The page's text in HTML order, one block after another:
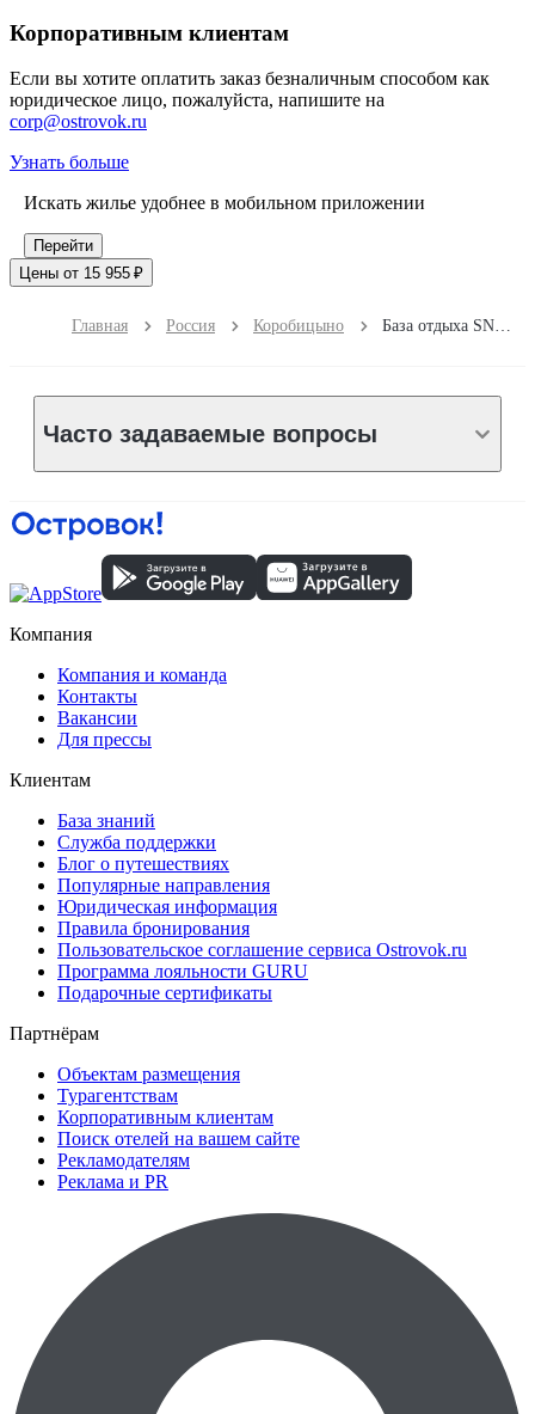
Корпоративным клиентам
Если вы хотите оплатить заказ безналичным способом как
юридическое лицо, пожалуйста, напишите на
corp@ostrovok.ru
Узнать больше
Искать жилье удобнее в мобильном приложении
Перейти
Цены от 15 955 ₽
Главная Россия Коробицыно База отдыха SNHAUS
Часто задаваемые вопросы
Компания
Компания и команда
Контакты
Вакансии
Для прессы
Клиентам
База знаний
Служба поддержки
Блог о путешествиях
Популярные направления
Юридическая информация
Правила бронирования
Пользовательское соглашение сервиса Ostrovok.ru
Программа лояльности GURU
Подарочные сертификаты
Партнёрам
Объектам размещения
Турагентствам
Корпоративным клиентам
Поиск отелей на вашем сайте
Рекламодателям
Реклама и PR